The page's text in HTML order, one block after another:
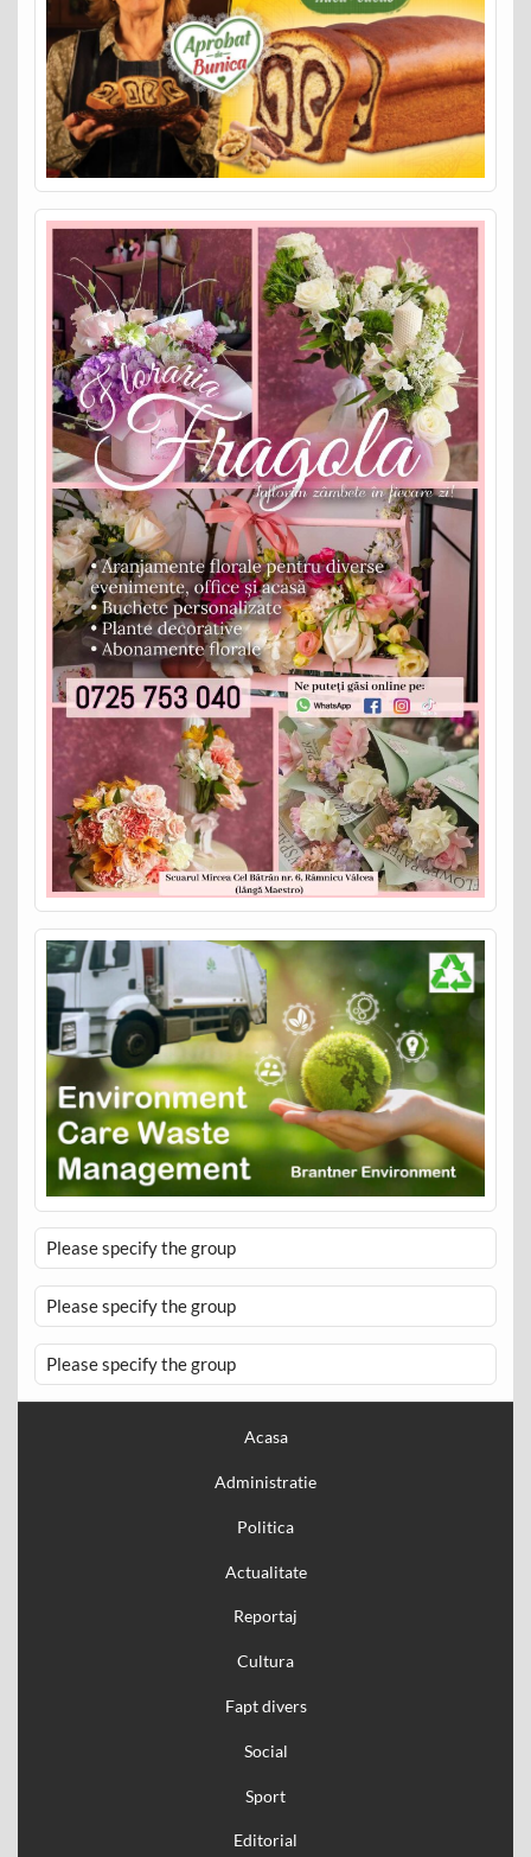
Please specify the group
Please specify the group
Please specify the group
Acasa
Administratie
Politica
Actualitate
Reportaj
Cultura
Fapt divers
Social
Sport
Editorial